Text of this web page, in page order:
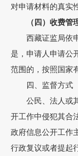
对申请材料的真实
（四）收费管
西藏证监局依
是，申请人申请公
范围的，按照国家
四
、监督方式
公民、法人或
开工作中侵犯其合
政府信息公开工作
行政复议或者提起